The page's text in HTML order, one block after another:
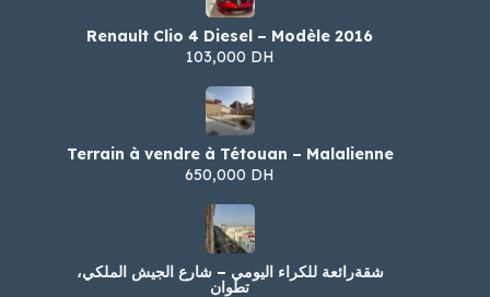
Renault Clio 4 Diesel – Modèle 2016
103,000 DH
Terrain à vendre à Tétouan – Malalienne
650,000 DH
شقةرائعة للكراء اليومي – شارع الجيش الملكي،
تطوان